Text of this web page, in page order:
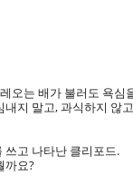
오는 배가 불러도 욕
지 말고, 과식하지 않
쓰고 나타난 클리포드.
까요?